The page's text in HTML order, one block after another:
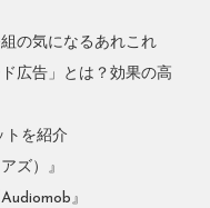
の気になるあれこれ
広告」とは？効果の高
トを紹介
ズ）』
』